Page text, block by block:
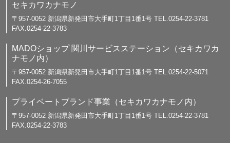
セキカワカナモノ
〒957-0052 新潟県新発田市大手町1丁目1番1号 TEL.0254-22-3781
FAX.0254-22-3783
MADOショップ 関川サービスステーション（セキカワカ
ナモノ内）
〒957-0052 新潟県新発田市大手町1丁目1番1号 TEL.0254-22-5071
FAX.0254-26-7055
プライベートブランド事業（セキカワカナモノ内）
〒957-0052 新潟県新発田市大手町1丁目1番1号 TEL.0254-22-3781
FAX.0254-22-3783